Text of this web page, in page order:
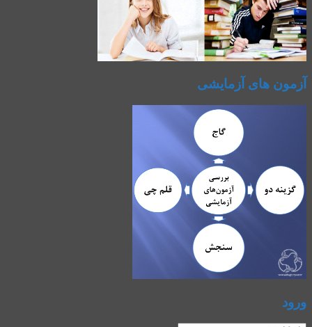
آزمون های آزمایشی
ورود